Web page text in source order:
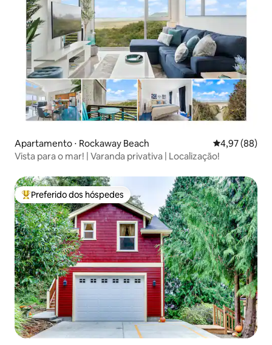
Apartamento ⋅ Rockaway Beach 4,97 de uma
4,97 (88)
Vista para o mar! | Varanda privativa | Localização!
Entre os melhores preferidos dos hóspedes
Preferido dos hóspedes